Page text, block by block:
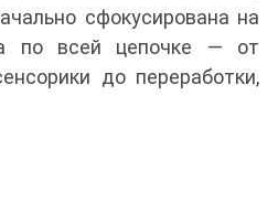
сфокусирована на
по всей цепочке — от
до переработки,